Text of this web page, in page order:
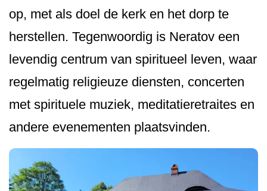
op, met als doel de kerk en het dorp te
herstellen. Tegenwoordig is Neratov een
levendig centrum van spiritueel leven, waar
regelmatig religieuze diensten, concerten
met spirituele muziek, meditatieretraites en
andere evenementen plaatsvinden.